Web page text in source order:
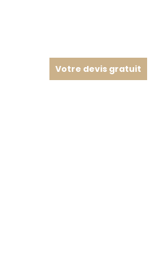
Votre devis gratuit